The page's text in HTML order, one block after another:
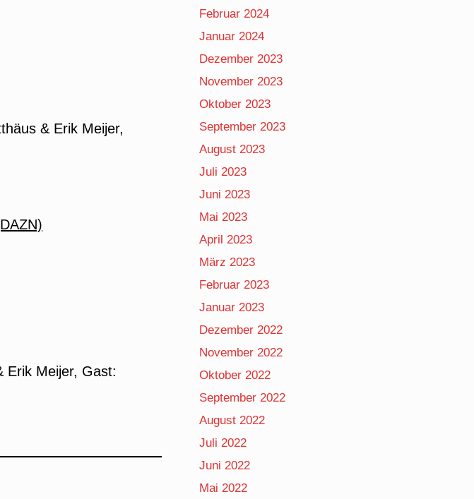
& Erik Meijer,
Erik Meijer, Gast:
Februar 2024
Januar 2024
Dezember 2023
November 2023
Oktober 2023
September 2023
August 2023
Juli 2023
Juni 2023
Mai 2023
April 2023
März 2023
Februar 2023
Januar 2023
Dezember 2022
November 2022
Oktober 2022
September 2022
August 2022
Juli 2022
Juni 2022
Mai 2022